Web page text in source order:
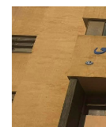
الأنظمة الذكية
الإعلام
تواصل معنا